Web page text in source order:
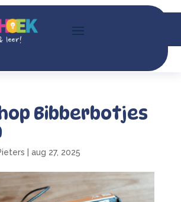
Bibberbotjes
aug 27, 2025